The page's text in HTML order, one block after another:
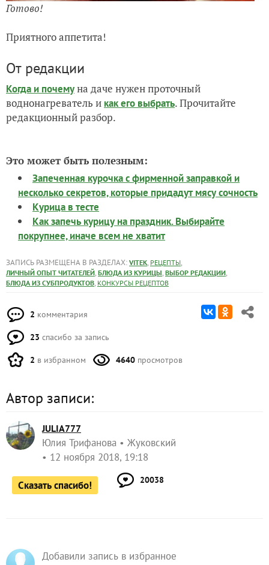
Готово!
Приятного аппетита!
От редакции
Когда и почемуна даче нужен проточный
воднонагреватель и как его выбрать. Прочитайте
редакционный разбор.
Это может быть полезным:
Запеченная курочка с фирменной заправкой и
несколько секретов, которые придадут мясу сочность
Курица в тесте
Как запечь курицу на праздник. Выбирайте
покрупнее, иначе всем не хватит
ЗАПИСЬ РАЗМЕЩЕНА В РАЗДЕЛАХ: VITEK, РЕЦЕПТЫ,
ЛИЧНЫЙ ОПЫТ ЧИТАТЕЛЕЙ, БЛЮДА ИЗ КУРИЦЫ, ВЫБОР РЕДАКЦИИ,
БЛЮДА ИЗ СУБПРОДУКТОВ, КОНКУРСЫ РЕЦЕПТОВ
2 комментария
23 спасибо за запись
2 в избранном 4640 просмотров
Автор записи:
JULIA777
Юлия Трифанова
Жуковский
12 ноября 2018, 19:18
Сказать спасибо! 20038
Добавили запись в избранное